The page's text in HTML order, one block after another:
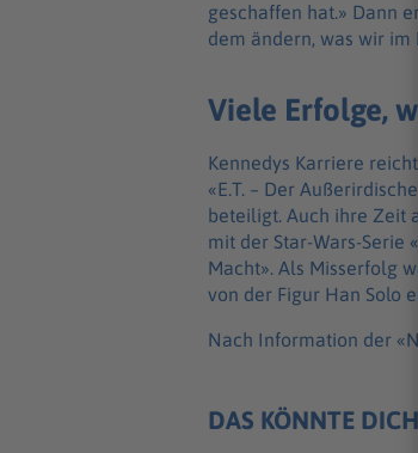
geschaffen hat.» Dann
dem ändern, was wir im
Viele Erfolge,
Kennedys Karriere
«E.T. – Der
beteiligt. Auch ihre Zeit
mit der Star-Wars-Serie
Macht». Als Misserfolg
von der Figur Han Solo
Nach Information der
DAS KÖNNTE